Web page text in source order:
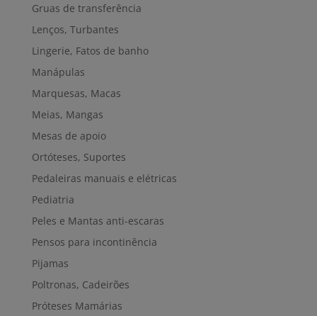
Gruas de transferência
Lenços, Turbantes
Lingerie, Fatos de banho
Manápulas
Marquesas, Macas
Meias, Mangas
Mesas de apoio
Ortóteses, Suportes
Pedaleiras manuais e elétricas
Pediatria
Peles e Mantas anti-escaras
Pensos para incontinência
Pijamas
Poltronas, Cadeirões
Próteses Mamárias